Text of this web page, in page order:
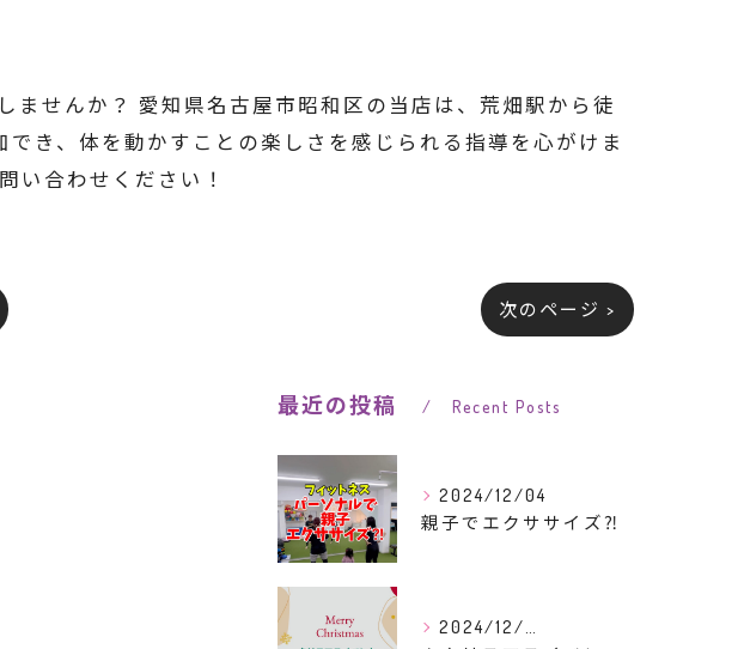
ませんか？ 愛知県名古屋市昭和区の当店は、荒畑駅から徒
き、体を動かすことの楽しさを感じられる指導を心がけま
い合わせください！
次のページ >
最近の投稿 Recent Posts
2024/12/04
親子でエクササイズ⁈
2024/12/03